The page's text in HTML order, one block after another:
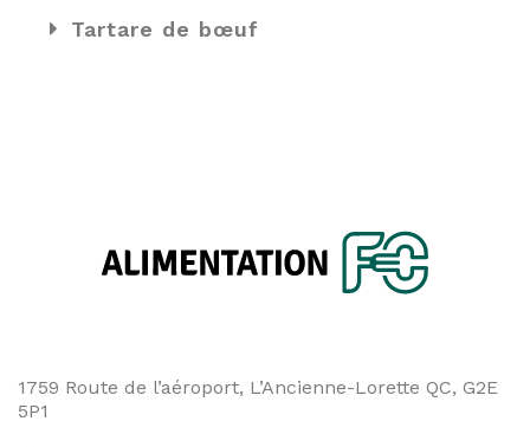
Tartare de bœuf
1759 Route de l’aéroport, L’Ancienne-Lorette QC, G2E
5P1